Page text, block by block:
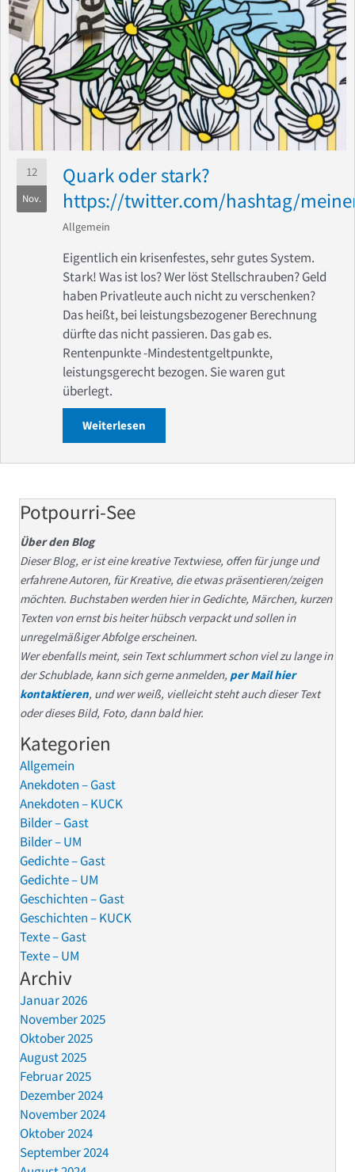
12
Nov.
Quark oder stark?
https://twitter.com/hashtag/
Allgemein
Eigentlich ein krisenfestes, sehr gutes System.
Stark! Was ist los? Wer löst Stellschrauben? Geld
haben Privatleute auch nicht zu verschenken?
Das heißt, bei leistungsbezogener Berechnung
dürfte das nicht passieren. Das gab es.
Rentenpunkte -Mindestentgeltpunkte,
leistungsgerecht bezogen. Sie waren gut
überlegt.
Weiterlesen
Potpourri-See
Über den Blog
Dieser Blog, er ist eine kreative Textwiese, offen für junge und
erfahrene Autoren, für Kreative, die etwas präsentieren/zeigen
möchten. Buchstaben werden hier in Gedichte, Märchen, kurzen
Texten von ernst bis heiter hübsch verpackt und sollen in
unregelmäßiger Abfolge erscheinen.
Wer ebenfalls meint, sein Text schlummert schon viel zu lange in
der Schublade, kann sich gerne anmelden, per Mail hier
kontaktieren, und wer weiß, vielleicht steht auch dieser Text
oder dieses Bild, Foto, dann bald hier.
Kategorien
Allgemein
Anekdoten – Gast
Anekdoten – KUCK
Bilder – Gast
Bilder – UM
Gedichte – Gast
Gedichte – UM
Geschichten – Gast
Geschichten – KUCK
Texte – Gast
Texte – UM
Archiv
Januar 2026
November 2025
Oktober 2025
August 2025
Februar 2025
Dezember 2024
November 2024
Oktober 2024
September 2024